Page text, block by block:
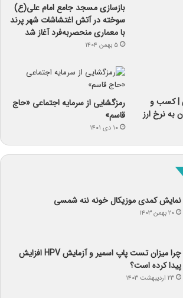
بازسازی مسجد جامع امام علی(ع)
سوخته در آتش اغتشاشات شهر پرند
با معماری منحصربه‌فرد آغاز شد
۵ بهمن ۱۴۰۴
| کسب و
به نرخ ارز
رمزگشایی از سرمایه‌ اجتماعی «حاج
قاسم»
۱۰ دی ۱۴۰۱
نمایش کمدی موزیکال خونه ننه شمسی
۲۰ بهمن ۱۴۰۳
چرا میزان تست پاپ اسمیر و آزمایش HPV افزایش
پیدا کرده است؟
۲۳ اردیبهشت ۱۴۰۳